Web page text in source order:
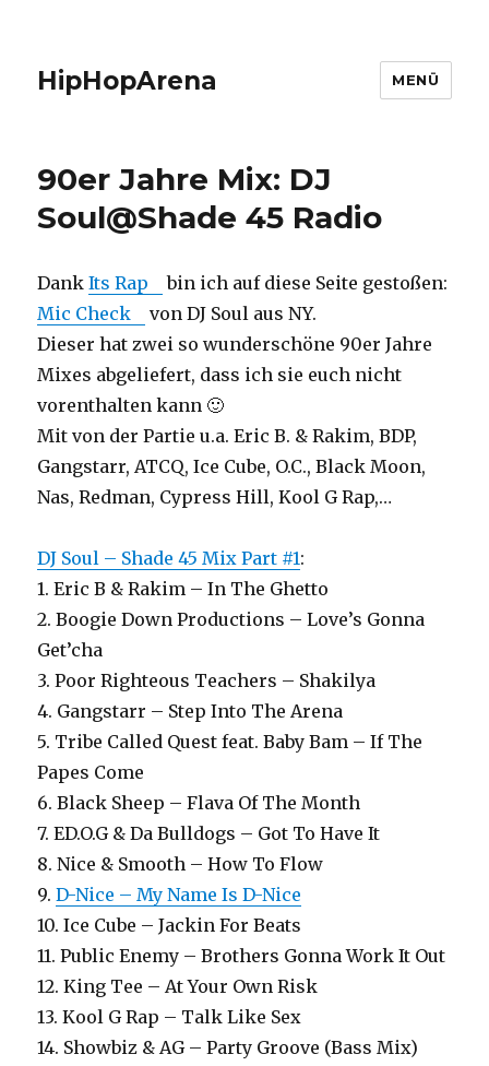
HipHopArena MENÜ
90er Jahre Mix: DJ
Soul@Shade 45 Radio
DankIts Rap
bin ich auf diese Seite gestoßen:
Mic Check
von DJ Soul aus NY.
Dieser hat zwei so wunderschöne 90er Jahre
Mixes abgeliefert, dass ich sie euch nicht
vorenthalten kann 🙂
Mit von der Partie u.a. Eric B. & Rakim, BDP,
Gangstarr, ATCQ, Ice Cube, O.C., Black Moon,
Nas, Redman, Cypress Hill, Kool G Rap,…
DJ Soul – Shade 45 Mix Part #1:
1. Eric B & Rakim – In The Ghetto
2. Boogie Down Productions – Love’s Gonna
Get’cha
3. Poor Righteous Teachers – Shakilya
4. Gangstarr – Step Into The Arena
5. Tribe Called Quest feat. Baby Bam – If The
Papes Come
6. Black Sheep – Flava Of The Month
7. ED.O.G & Da Bulldogs – Got To Have It
8. Nice & Smooth – How To Flow
9.D-Nice – My Name Is D-Nice
10. Ice Cube – Jackin For Beats
11. Public Enemy – Brothers Gonna Work It Out
12. King Tee – At Your Own Risk
13. Kool G Rap – Talk Like Sex
14. Showbiz & AG – Party Groove (Bass Mix)